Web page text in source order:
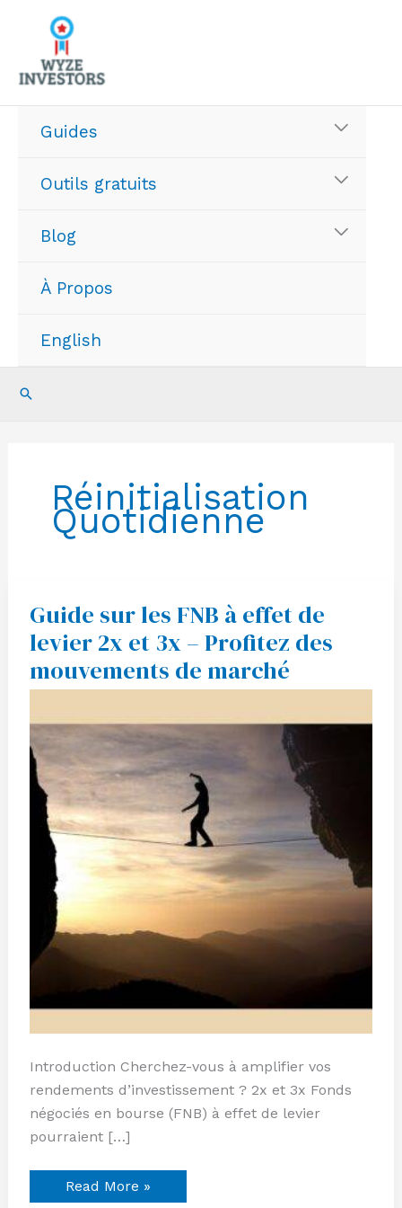
contenu
Guides
Outils gratuits
Blog
À Propos
English
Recherche
Réinitialisation
Quotidienne
Guide sur les FNB à effet de
levier 2x et 3x – Profitez des
mouvements de marché
Introduction Cherchez-vous à amplifier vos
rendements d’investissement ? 2x et 3x Fonds
négociés en bourse (FNB) à effet de levier
pourraient […]
Guide
sur
les
FNB
à
effet
de
2x
–
Profitez
des
mouvements
de
marché
Read More »